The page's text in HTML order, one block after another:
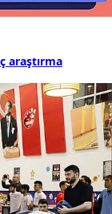
araştırma